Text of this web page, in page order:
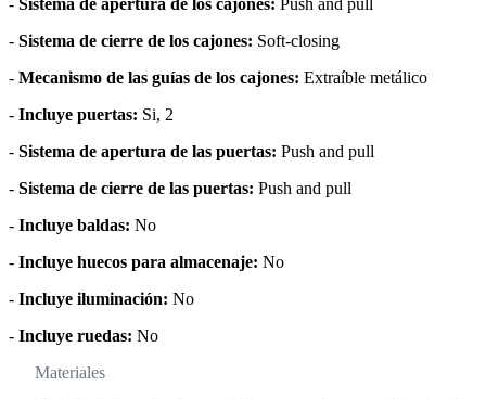
- Sistema de apertura de los cajones: Push and pull
- Sistema de cierre de los cajones: Soft-closing
- Mecanismo de las guías de los cajones: Extraíble metálico
- Incluye puertas: Si, 2
- Sistema de apertura de las puertas: Push and pull
- Sistema de cierre de las puertas: Push and pull
- Incluye baldas: No
- Incluye huecos para almacenaje: No
- Incluye iluminación: No
- Incluye ruedas: No
Materiales